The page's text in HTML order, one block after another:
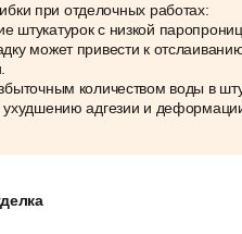
при отделочных работах:
штукатурок с низкой
может привести к
количеством воды в
ухудшению адгезии и